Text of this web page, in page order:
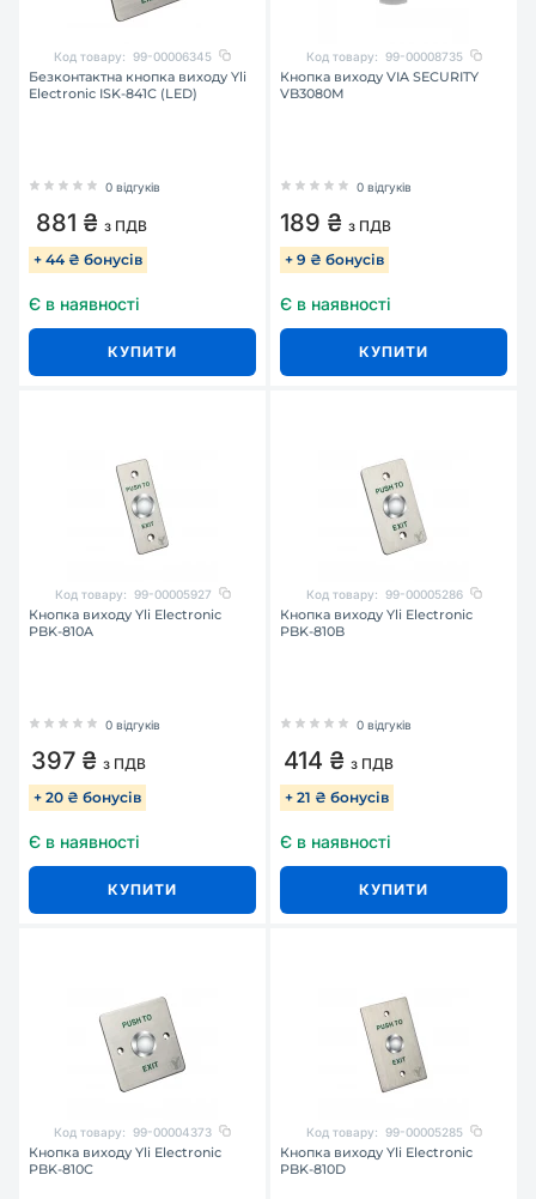
Код товару: 99-00006345
Безконтактна кнопка виходу Yli
Electronic ISK-841C (LED)
0 відгуків
881 ₴ з ПДВ
+ 44 ₴ бонусів
Є в наявності
КУПИТИ
Код товару: 99-00008735
Кнопка виходу VIA SECURITY
VB3080M
0 відгуків
189 ₴ з ПДВ
+ 9 ₴ бонусів
Є в наявності
КУПИТИ
Код товару: 99-00005927
Кнопка виходу Yli Electronic
PBK-810A
0 відгуків
397 ₴ з ПДВ
+ 20 ₴ бонусів
Є в наявності
КУПИТИ
Код товару: 99-00005286
Кнопка виходу Yli Electronic
PBK-810B
0 відгуків
414 ₴ з ПДВ
+ 21 ₴ бонусів
Є в наявності
КУПИТИ
Код товару: 99-00004373
Кнопка виходу Yli Electronic
PBK-810C
Код товару: 99-00005285
Кнопка виходу Yli Electronic
PBK-810D